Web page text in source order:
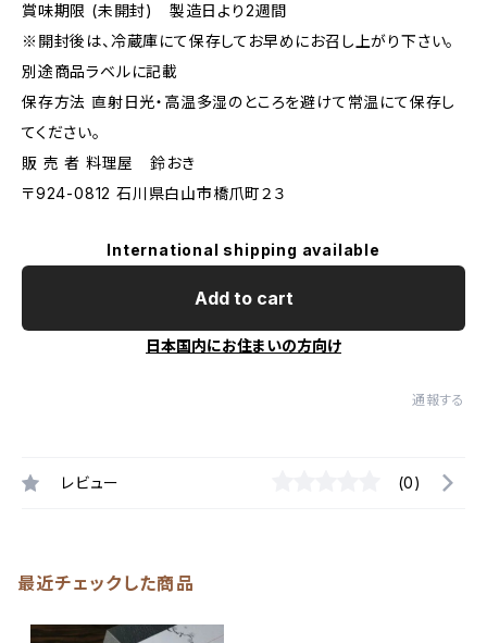
賞味期限 (未開封) 製造日より2週間
※開封後は、冷蔵庫にて保存してお早めにお召し上がり下さい。
別途商品ラベルに記載
保存方法 直射日光・高温多湿のところを避けて常温にて保存し
てください。
販 売 者 料理屋 鈴おき
〒924-0812 石川県白山市橋爪町２３
International shipping available
Add to cart
日本国内にお住まいの方向け
通報する
レビュー (0)
最近チェックした商品